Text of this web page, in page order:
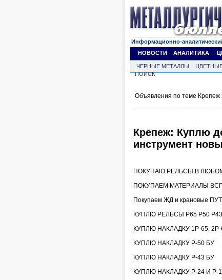
Информационно-
НОВОСТИ
АНАЛИТИКА
ЧЕРНЫЕ МЕТАЛЛЫ
ПОИСК
Объявления по теме Крепеж
Крепеж: Куплю
инструмент
ПОКУПАЮ РЕЛЬСЫ В ЛЮБОМ
ПОКУПАЕМ МАТЕРИАЛЫ ВСП
Покупаем ЖД и крановые
КУПЛЮ РЕЛЬСЫ Р65 Р50
КУПЛЮ НАКЛАДКУ 1Р-65,
КУПЛЮ НАКЛАДКУ Р-50 БУ
КУПЛЮ НАКЛАДКУ Р-43 БУ
КУПЛЮ НАКЛАДКУ Р-24 И Р-